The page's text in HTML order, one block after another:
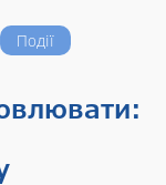
Події